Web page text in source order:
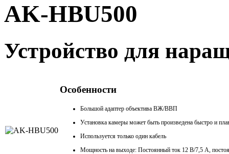
AK-HBU500
Устройство для
Особенности
Большой адаптер объектива ВЖ/ВВП
Установка камеры может быть произведена быстро и
Используется только один кабель
Мощность на выходе: Постоянный ток 12 В/7,5 А,